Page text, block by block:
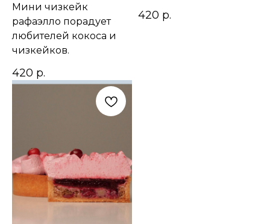
Мини чизкейк
рафаэлло порадует
любителей кокоса и
чизкейков.
420 р.
420 р.